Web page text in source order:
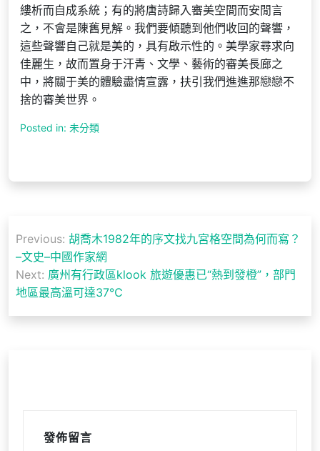
縷析而自成系統；有的將唐詩歸入審美空間而安閒言
之，不會是陳舊見解。我們要傾聽到他們收回的聲響，
這些聲響自己就是美的，具有啟示性的。美學家尋求向
佳麗生，故而置身于汗青、文學、藝術的審美長廊之
中，將關于美的體驗盡情宣露，扶引我們進進那戀戀不
捨的審美世界。
Posted in: 未分類
章
導
覽
Previous: 胡喬木1982年的序文找九宮格空間為何而寫？
–文史–中國作家網
Next: 廣州有行政區klook 旅遊優惠已“熱到發橙”，部門
地區最高溫可達37℃
發佈留言